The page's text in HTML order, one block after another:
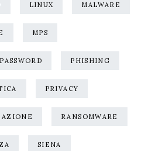
LINUX MALWARE
MPS
PASSWORD PHISHING
PRIVACY
RANSOMWARE
SIENA